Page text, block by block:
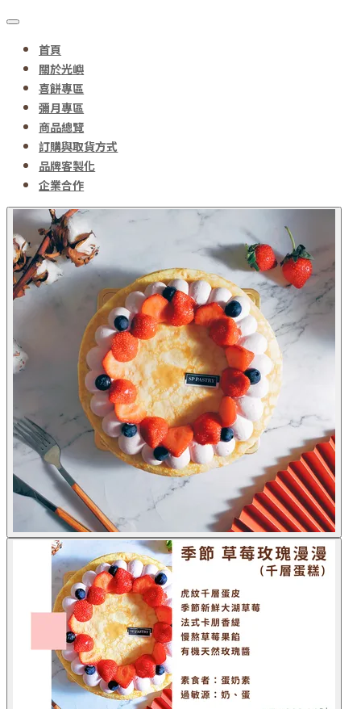
首頁
關於光嶼
喜餅專區
彌月專區
商品總覽
訂購與取貨方式
品牌客製化
企業合作